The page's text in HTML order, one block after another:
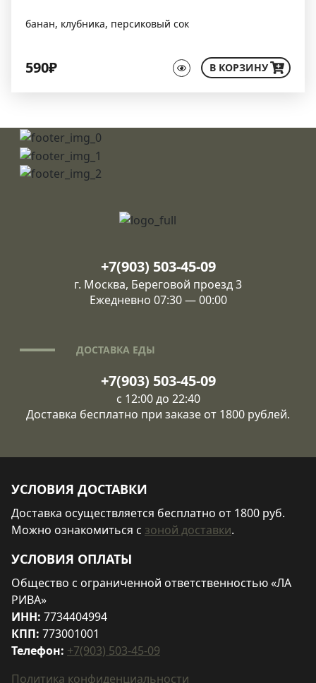
банан, клубника, персиковый сок
590₽ В КОРЗИНУ
+7(903) 503-45-09
г. Москва, Береговой проезд 3
Ежедневно 07:30 — 00:00
ДОСТАВКА ЕДЫ
+7(903) 503-45-09
с 12:00 до 22:40
Доставка бесплатно при заказе от 1800 рублей.
УСЛОВИЯ ДОСТАВКИ
Доставка осуществляется бесплатно от 1800 руб.
Можно ознакомиться с зоной доставки.
УСЛОВИЯ ОПЛАТЫ
Общество с ограниченной ответственностью «ЛА
РИВА»
ИНН: 7734404994
КПП: 773001001
Телефон: +7(903) 503-45-09
Политика конфиденциальности